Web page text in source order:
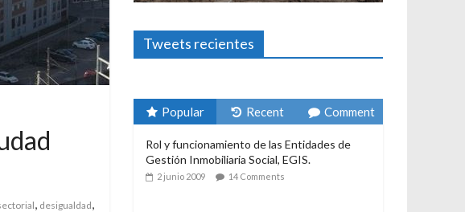
, desigualdad,
Foto-ensayos
Tweets recientes